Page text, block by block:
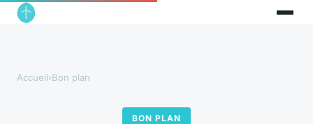
Accueil›Bon plan
BON PLAN